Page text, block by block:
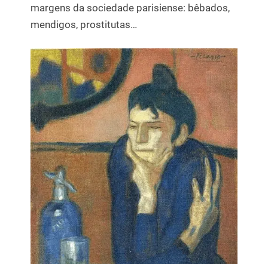
margens da sociedade parisiense: bêbados,
mendigos, prostitutas…